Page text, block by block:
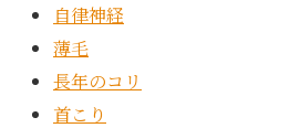
自律神経
薄毛
長年のコリ
首こり